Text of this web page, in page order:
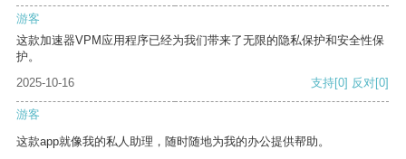
游客
这款加速器VPM应用程序已经为我们带来了无限的隐私保护和安全性保
护。
2025-10-16
支持[0] 反对[0]
游客
这款app就像我的私人助理，随时随地为我的办公提供帮助。